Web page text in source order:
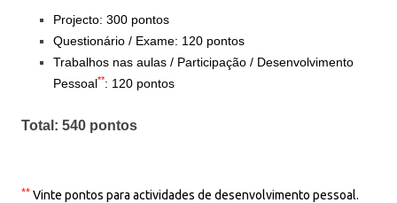
Projecto: 300 pontos
Questionário / Exame: 120 pontos
Trabalhos nas aulas / Participação / Desenvolvimento
Pessoal**: 120 pontos
Total: 540 pontos
** Vinte pontos para actividades de desenvolvimento pessoal.